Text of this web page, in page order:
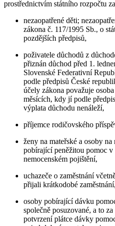
prostřednictvím státního rozpočtu
nezaopatřené děti;
zákona č. 117/1995 Sb., o
pozdějších předpisů,
poživatele důchodů z
přiznán důchod před 1.
Slovenské Federativní
podle předpisů České
účely zákona považuje
měsících, kdy jí podle
výplata důchodu nenáleží,
příjemce rodičovského
ženy na mateřské a osoby
pobírající peněžitou pomoc
nemocenském pojištění,
uchazeče o zaměstnání
přijali krátkodobé zaměstnání,
osoby pobírající dávku
společně posuzované, a to
potvrzení plátce dávky